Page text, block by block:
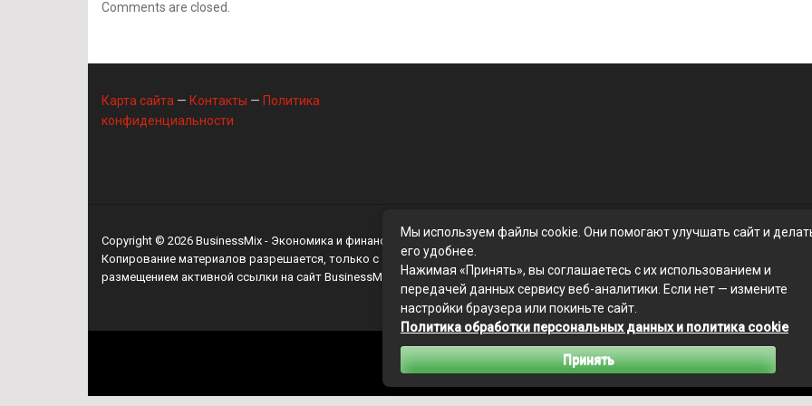
Comments are closed.
Карта сайта — Контакты — Политика
конфиденциальности
Copyright © 2026 BusinessMix - Экономика и финансы
Копирование материалов разрешается, только с
размещением активной ссылки на сайт BusinessMix
Связаться с редакцией сайта: businessmix.ru@mailwebsite.ru
Политика обработки персональных данных
Мы используем файлы cookie. Они помогают улучшать сайт и
его удобнее.
Нажимая «Принять», вы соглашаетесь с их использованием и
передачей данных сервису веб-аналитики. Если нет — измените
настройки браузера или покиньте сайт.
Политика обработки персональных данных и политика cookie
Принять